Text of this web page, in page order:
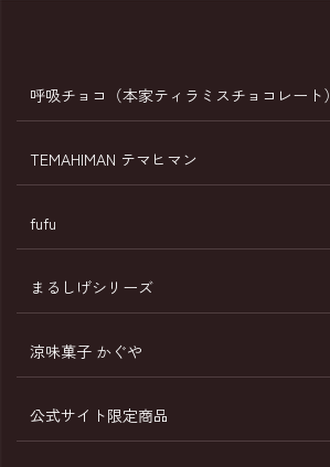
呼吸チョコ（本家ティラミスチョコレート）
TEMAHIMAN テマヒマン
fufu
まるしげシリーズ
涼味菓子 かぐや
公式サイト限定商品